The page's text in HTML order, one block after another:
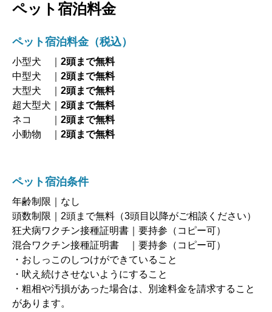
ペット宿泊料金
ペット宿泊料金（税込）
小型犬 ｜ 2頭まで無料
中型犬 ｜ 2頭まで無料
大型犬 ｜ 2頭まで無料
超大型犬｜ 2頭まで無料
ネコ ｜ 2頭まで無料
小動物 ｜ 2頭まで無料
ペット宿泊条件
年齢制限｜なし
頭数制限｜2頭まで無料（3頭目以降がご相談ください）
狂犬病ワクチン接種証明書｜要持参（コピー可）
混合ワクチン接種証明書 ｜要持参（コピー可）
・おしっこのしつけができていること
・吠え続けさせないようにすること
・粗相や汚損があった場合は、別途料金を請求すること
があります。